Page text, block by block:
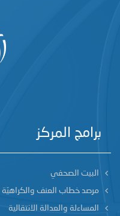
برامج المركز
البيت الصحفي
مرصد خطاب العنف والكراهيّة
المساءلة والعدالة الانتقالية